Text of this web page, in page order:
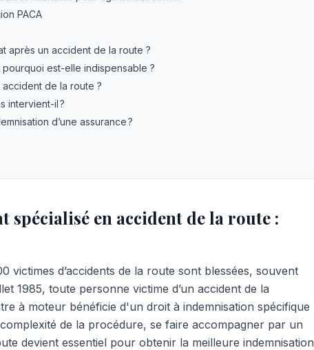
PACA
après un accident de la route ?
est-elle indispensable ?
de la route ?
intervient-il ?
d’une assurance ?
spécialisé en accident de la route :
victimes d’accidents de la route sont blessées, souvent
1985, toute personne victime d’un accident de la
à moteur bénéficie d'un droit à indemnisation spécifique
de la procédure, se faire accompagner par un
devient essentiel pour obtenir la meilleure indemnisation